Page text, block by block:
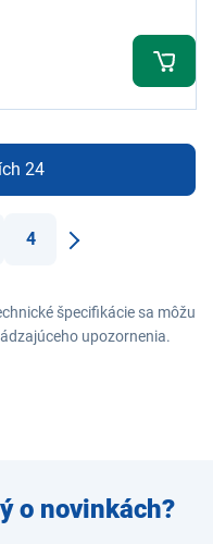
24
4
špecifikácie sa môžu
upozornenia.
o novinkách?